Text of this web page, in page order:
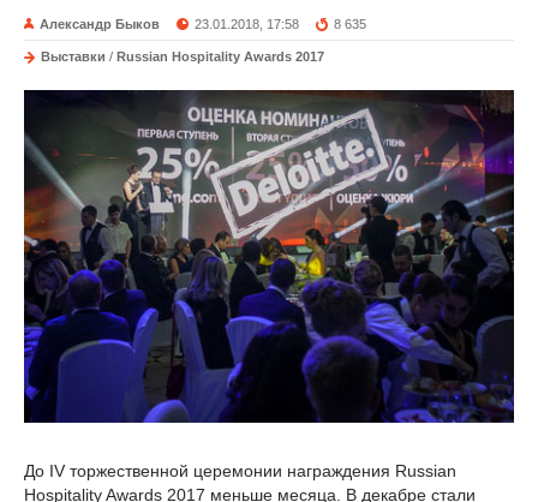
Александр Быков 23.01.2018, 17:58 8 635
Выставки / Russian Hospitality Awards 2017
До IV торжественной церемонии награждения Russian
Hospitality Awards 2017 меньше месяца. В декабре стали